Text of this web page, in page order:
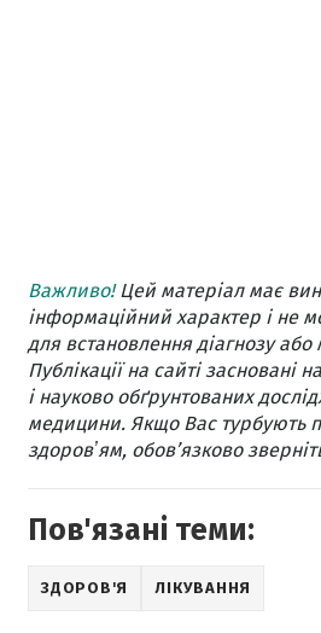
Важливо!Цей матеріал має
інформаційний характер і не
для встановлення діагнозу
Публікації на сайті засновані
і науково обґрунтованих
медицини. Якщо Вас турбують
здоровʼям, обов’язково
Пов'язані теми:
ЗДОРОВ'Я ЛІКУВАННЯ